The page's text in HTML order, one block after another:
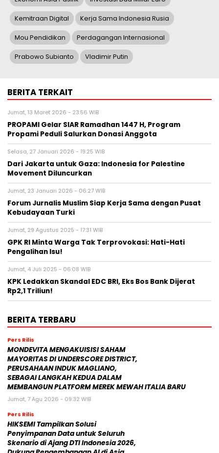
Kemitraan Digital Kerja Sama Indonesia Rusia
Mou Pendidikan Perdagangan Internasional
Prabowo Subianto Vladimir Putin
BERITA TERKAIT
Jumat, 13 Maret 2026 - 23:56 WIB
PROPAMI Gelar SIAR Ramadhan 1447 H, Program
Propami Peduli Salurkan Donasi Anggota
Selasa, 27 Januari 2026 - 19:25 WIB
Dari Jakarta untuk Gaza: Indonesia for Palestine
Movement Diluncurkan
Jumat, 23 Januari 2026 - 06:27 WIB
Forum Jurnalis Muslim Siap Kerja Sama dengan Pusat
Kebudayaan Turki
Jumat, 29 Agustus 2025 - 17:31 WIB
GPK RI Minta Warga Tak Terprovokasi: Hati-Hati
Pengalihan Isu!
Jumat, 4 Juli 2025 - 06:08 WIB
KPK Ledakkan Skandal EDC BRI, Eks Bos Bank Dijerat
Rp2,1 Triliun!
BERITA TERBARU
Pers Rilis
MONDEVITA MENGAKUISISI SAHAM
MAYORITAS DI UNDERSCORE DISTRICT,
PERUSAHAAN INDUK MAGLIANO,
SEBAGAI LANGKAH KEDUA DALAM
MEMBANGUN PLATFORM MEREK MEWAH ITALIA BARU
Jumat, 7 Agu 2026 - 09:32 WIB
Pers Rilis
HIKSEMI Tampilkan Solusi
Penyimpanan Data untuk Seluruh
Skenario di Ajang DTI Indonesia 2026,